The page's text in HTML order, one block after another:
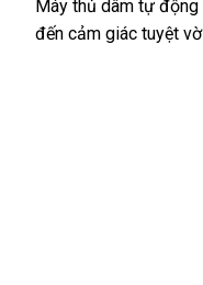
Máy thủ dâm tự động
đến cảm giác tuyệt